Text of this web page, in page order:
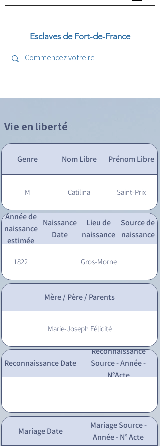
Esclaves de Fort-de-France
Vie en liberté
Genre Nom Libre Prénom Libre
M Catilina Saint-Prix
Année de
naissance
estimée
Naissance
Date
Lieu de
naissance
Source de
naissance
1822 Gros-Morne
Mère / Père / Parents
Marie-Joseph Félicité
Reconnaissance Date
Reconnaissance
Source - Année -
N°Acte
Mariage Date
Mariage Source -
Année - N° Acte